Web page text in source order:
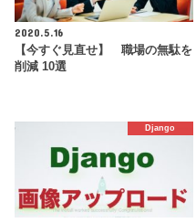
2020.5.16
【今すぐ見直せ】 職場の無駄を
削減 10選
Django